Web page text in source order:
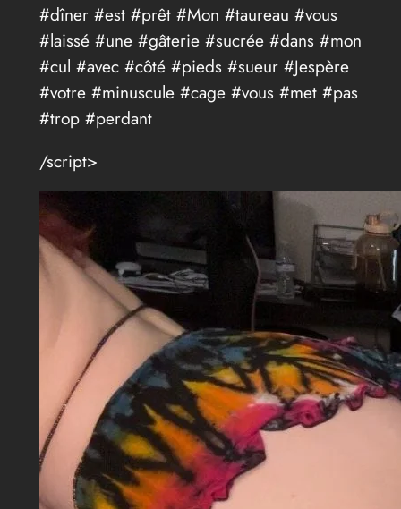
#dîner #est #prêt #Mon #taureau #vous
#laissé #une #gâterie #sucrée #dans #mon
#cul #avec #côté #pieds #sueur #Jespère
#votre #minuscule #cage #vous #met #pas
#trop #perdant
/script>